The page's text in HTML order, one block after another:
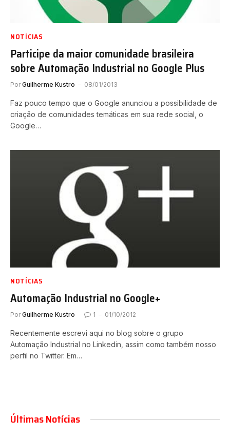
NOTÍCIAS
Participe da maior comunidade brasileira
sobre Automação Industrial no Google Plus
Por Guilherme Kustro 08/01/2013
Faz pouco tempo que o Google anunciou a possibilidade de
criação de comunidades temáticas em sua rede social, o
Google…
NOTÍCIAS
Automação Industrial no Google+
Por Guilherme Kustro 1 01/10/2012
Recentemente escrevi aqui no blog sobre o grupo
Automação Industrial no Linkedin, assim como também nosso
perfil no Twitter. Em…
Últimas Notícias